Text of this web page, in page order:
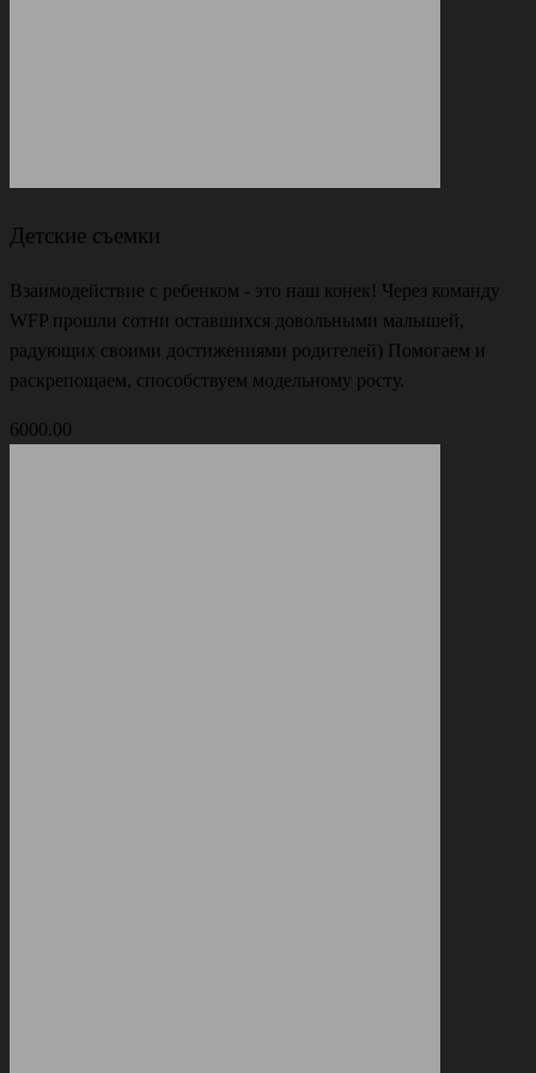
Детские съемки
Взаимодействие с ребенком - это наш конек! Через команду
WFP прошли сотни оставшихся довольными малышей,
радующих своими достижениями родителей) Помогаем и
раскрепощаем, способствуем модельному росту.
6000.00